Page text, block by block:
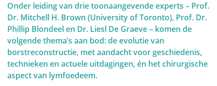
Ik kreeg de diagnose kanker... Deze website is een
portaal die u en uw naasten zal helpen om
persoonlijke informatie en antwoorden te vinden voor
uw probleem.
Deze website moet een houvast en steun zijn voor
patiënten op weg naar herstel en een beter leven.
Onder leiding van drie toonaangevende experts – Prof.
Dr. Mitchell H. Brown (University of Toronto), Prof. Dr.
Phillip Blondeel en Dr. Liesl De Graeve – komen de
volgende thema’s aan bod: de evolutie van
borstreconstructie, met aandacht voor geschiedenis,
technieken en actuele uitdagingen, én het chirurgische
aspect van lymfoedeem.